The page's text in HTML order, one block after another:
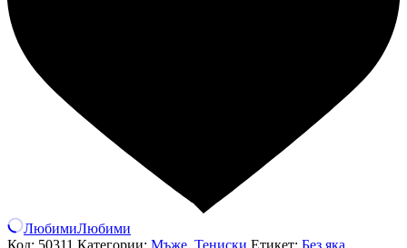
ЛюбимиЛюбими
Код: 50311 Категории: Мъже, Тениски Етикет: Без яка